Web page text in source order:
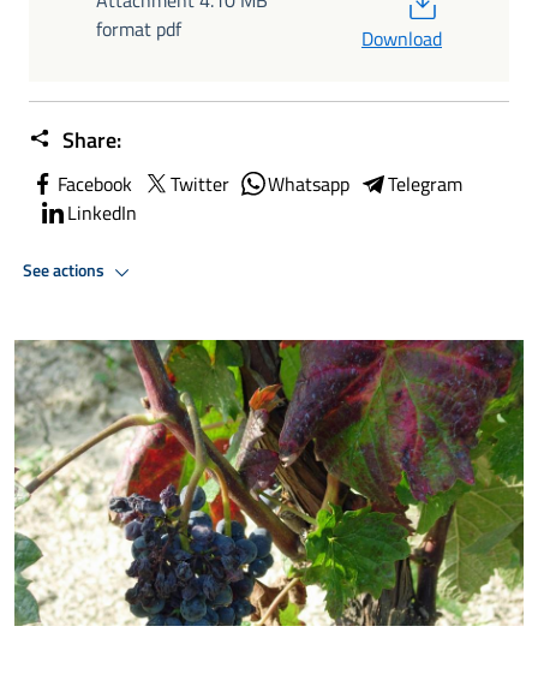
format pdf
Download
Share:
Facebook Twitter Whatsapp
Telegram
LinkedIn
See actions